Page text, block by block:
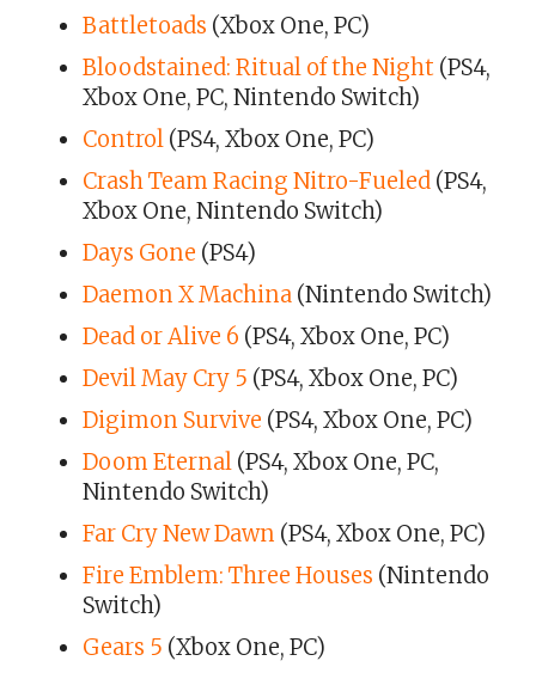
Battletoads (Xbox One, PC)
Bloodstained: Ritual of the Night (PS4,
Xbox One, PC, Nintendo Switch)
Control(PS4, Xbox One, PC)
Crash Team Racing Nitro-Fueled(PS4,
Xbox One, Nintendo Switch)
Days Gone (PS4)
Daemon X Machina(Nintendo Switch)
Dead or Alive 6 (PS4, Xbox One, PC)
Devil May Cry 5 (PS4, Xbox One, PC)
Digimon Survive (PS4, Xbox One, PC)
Doom Eternal(PS4, Xbox One, PC,
Nintendo Switch)
Far Cry New Dawn (PS4, Xbox One, PC)
Fire Emblem: Three Houses (Nintendo
Switch)
Gears 5 (Xbox One, PC)